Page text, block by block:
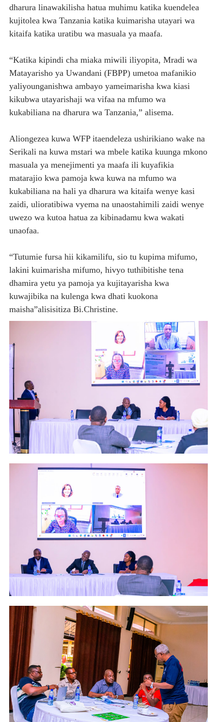
dharura linawakilisha hatua muhimu katika kuendelea
kujitolea kwa Tanzania katika kuimarisha utayari wa
kitaifa katika uratibu wa masuala ya maafa.
“Katika kipindi cha miaka miwili iliyopita, Mradi wa
Matayarisho ya Uwandani (FBPP) umetoa mafanikio
yaliyounganishwa ambayo yameimarisha kwa kiasi
kikubwa utayarishaji wa vifaa na mfumo wa
kukabiliana na dharura wa Tanzania,” alisema.
Aliongezea kuwa WFP itaendeleza ushirikiano wake na
Serikali na kuwa mstari wa mbele katika kuunga mkono
masuala ya menejimenti ya maafa ili kuyafikia
matarajio kwa pamoja kwa kuwa na mfumo wa
kukabiliana na hali ya dharura wa kitaifa wenye kasi
zaidi, ulioratibiwa vyema na unaostahimili zaidi wenye
uwezo wa kutoa hatua za kibinadamu kwa wakati
unaofaa.
“Tutumie fursa hii kikamilifu, sio tu kupima mifumo,
lakini kuimarisha mifumo, hivyo tuthibitishe tena
dhamira yetu ya pamoja ya kujitayarisha kwa
kuwajibika na kulenga kwa dhati kuokona
maisha”alisisitiza Bi.Christine.